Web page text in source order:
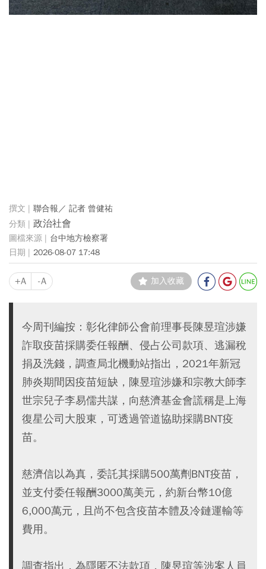
聯合報／ 記者 曾健祐
政治社會
台中地方檢察署
2026-08-07 17:48
+A -A 加入收藏
今周刊編按：彰化律師公會前理事長陳昱瑄涉嫌
詐取疫苗採購委任報酬、侵占公司款項、逃漏稅
捐及洗錢，調查局北機動站指出，2021年新冠
肺炎期間因疫苗短缺，陳昱瑄涉嫌和宗教大師李
世宗兒子李易儒共謀，向慈濟基金會謊稱是上海
復星公司大股東，可透過管道協助採購BNT疫
苗。
慈濟信以為真，委託其採購500萬劑BNT疫苗，
並支付委任報酬3000萬美元，約新台幣10億
6,000萬元，且尚不包含疫苗本體及冷鏈運輸等
費用。
調查指出，為隱匿不法款項，陳昱瑄等涉案人員